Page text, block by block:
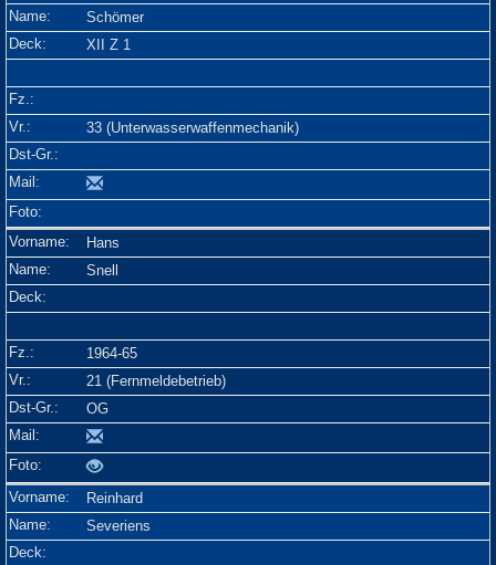
Schömer
XII Z 1
33 (Unterwasserwaffenmechanik)
Hans
Snell
1964-65
21 (Fernmeldebetrieb)
OG
Reinhard
Severiens